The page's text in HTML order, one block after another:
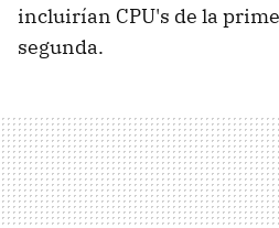
incluirían CPU's de la
segunda.